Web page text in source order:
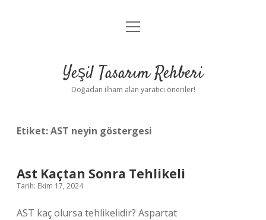
Anasayfa
Yasal Uyarı
menüyü
Yeşil Tasarım Rehberi
Doğadan ilham alan yaratıcı öneriler!
Etiket:AST neyin göstergesi
Ast Kaçtan Sonra Tehlikeli
Tarih: Ekim 17, 2024
AST kaç olursa tehlikelidir? Aspartat